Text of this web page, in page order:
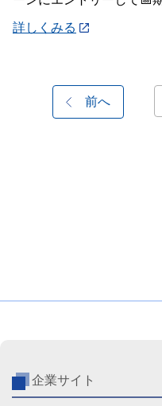
詳しくみる
前へ
企業サイト